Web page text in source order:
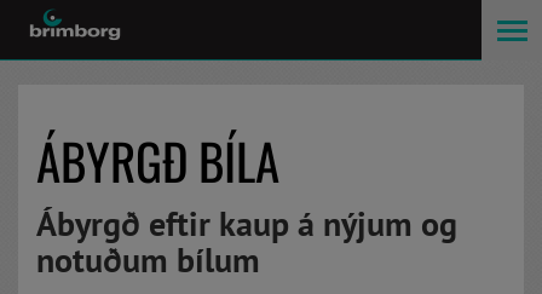
ÁBYRGÐ BÍLA
Ábyrgð eftir kaup á nýjum og
notuðum bílum